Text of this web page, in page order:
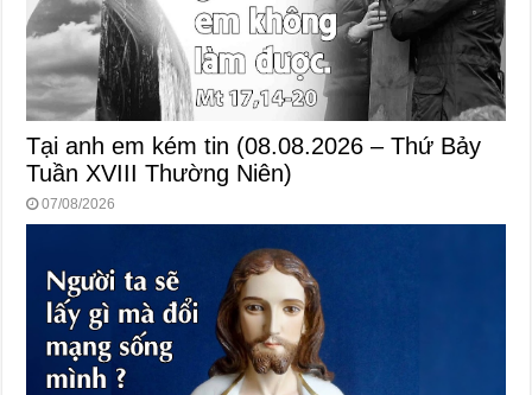
Tại anh em kém tin (08.08.2026 – Thứ Bảy
Tuần XVIII Thường Niên)
07/08/2026